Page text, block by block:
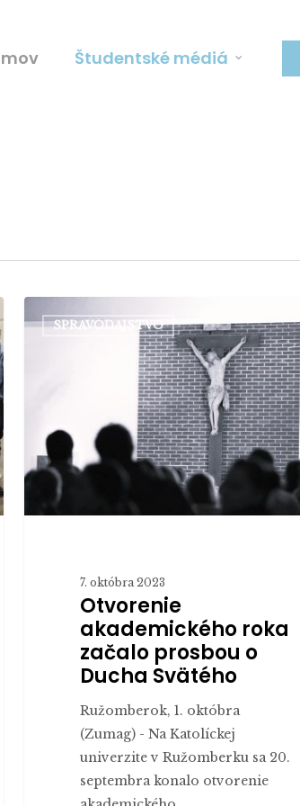
Študentské médiá
akademického
Ducha
Svätého
SPRAVODAJSTVO
7. októbra 2023
Otvorenie
akademického roka
začalo prosbou o
Ducha Svätého
Ružomberok, 1. októbra
(Zumag) - Na Katolíckej
univerzite v Ružomberku sa 20.
septembra konalo otvorenie